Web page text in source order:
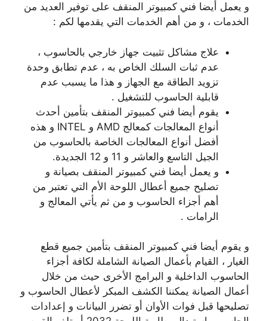
و يعمل أيضا فني كمبيوتر المنقف على توفير العديد من
الخدمات ، و من أهم الخدمات التي يقدمها لكم :
علاج مشاكل تثبيت جهاز خارجي بالحاسوب ،
عدم ثبات السلك الخاص به ، عدم تطابق وحدة
تزويد الطاقة مع الجهاز و هذا ما يسبب عدم
قابلية الحاسوب للتشغيل .
يقوم أيضا فني كمبيوتر المنقف بتأمين أحدث
أنواع المعالجات كمعالج AMD و INTEL و هذه
أفضل أنواع المعالجات الخاصة بالحاسوب من
الجيل التاسع والعاشر و 11 و 12 الجديدة.
و يعمل أيضا فني كمبيوتر المنقف بصيانة و
تصليح جميع أعطال اللوحة الأم التي تعتبر من
أهم أجزاء الحاسوب و من ثم يأتي المعالج و
الرامات .
و يقوم أيضا فني كمبيوتر المنقف بتأمين جميع قطع
الغيار ، القيام بأعمال الصيانة الشاملة لكافة أجزاء
الحاسوب الداخلية و البرامج الأخرى حيث من خلال
أعمال الصيانة يمكننا الكشف المبكر لأعطال الحاسوب و
تصليحها قبل فوات الأوان أو تضرر البيانات و إعدادات